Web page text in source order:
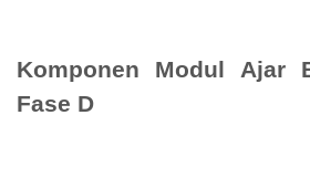
Komponen Modul Ajar
Fase D